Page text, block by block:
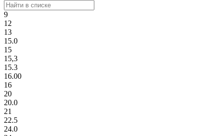
9
12
13
15.0
15
15,3
15.3
16.00
16
20
20.0
21
22.5
24.0